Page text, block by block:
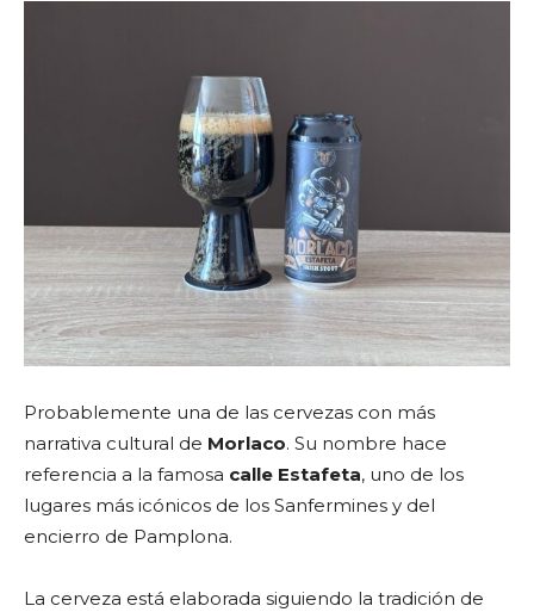
Probablemente una de las cervezas con más
narrativa cultural de Morlaco. Su nombre hace
referencia a la famosa calle Estafeta, uno de los
lugares más icónicos de los Sanfermines y del
encierro de Pamplona.
La cerveza está elaborada siguiendo la tradición de